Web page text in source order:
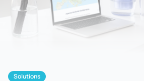
Solutions